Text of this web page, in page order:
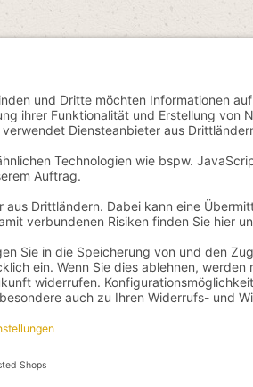
Alle Preise inkl. gesetzl. Mehrwertsteuer zzgl.